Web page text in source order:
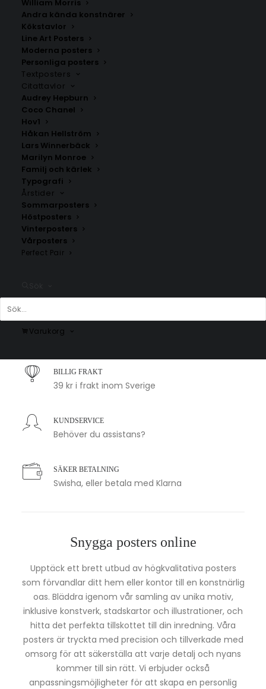
William Morris
Andra kända konstnärer
Kökstavlor
Line Art Posters
Moderna posters
Personliga posters
Textposters
Citattavlor
Audrey Hepburn
Coco Chanel
Hov1
Håkan Hellström
Lars Winnerbäck
Marilyn Monroe
Familj och kärlek
Typografi
Årstider
Sommarposters
Höstposters
Vinterposters
Vårposters
Perfect Pair
Varukorg
Orust
Fr.200.00kr
Aspö
Fr.200.00
SNABB LEVERANS
1-2 arbetsdagar
BILLIG FRAKT
39 kr i frakt inom Sverige
KUNDSERVICE
Behöver du assistans?
SÄKER BETALNING
Swisha, eller betala med Klarna
Snygga posters online
Upptäck ett brett utbud av högkvalitativa posters
som förvandlar ditt hem eller kontor till en konstnärlig
oas. Bläddra igenom vår samling av unika motiv,
inklusive konstverk, stadskartor och illustrationer, och
hitta det perfekta tillskottet till din inredning. Våra
posters är tryckta med precision och tillverkade med
omsorg för att säkerställa att varje detalj och nyans
kommer till sin rätt. Vi erbjuder också
anpassningsmöjligheter för att skapa en personlig